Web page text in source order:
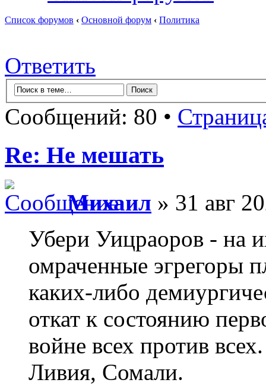
Список форумов ‹ Основной форум ‹ Политика
Ответить
Сообщений: 80 •
Re: Не мешать
Михаил » 31 авг
Убери Уицраоров - на
омраченные эгрегоры
каких-либо
откат к состоянию
войне всех против
Ливия, Сомали.